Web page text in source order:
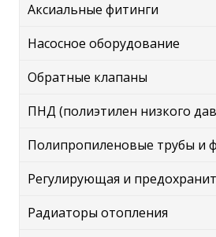
Аксиальные фитинги
Насосное оборудование
Обратные клапаны
ПНД (полиэтилен низкого
Полипропиленовые трубы и
Регулирующая и
Радиаторы отопления